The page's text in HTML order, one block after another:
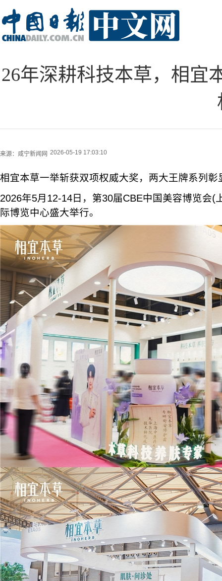
26年深耕科技本草，相宜
来源： 咸宁新闻网 2026-05-19 17:03:10
相宜本草一举斩获双项权威大奖，两大王牌系列彰
2026年5月12-14日，第30届CBE中国美容博览会(
际博览中心盛大举行。